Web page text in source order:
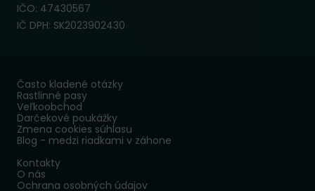
IČO: 47430567
IČ DPH: SK2023902430
Často kladené otázky
Rastlinné pasy
Veľkoobchod
Darčekové poukážky
Zmena cookies súhlasu
Blog - medzi riadkami v záhone
Kontakty
O nás
Ochrana osobných údajov